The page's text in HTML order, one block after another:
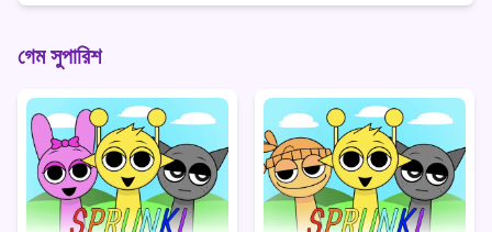
গেম সুপারিশ